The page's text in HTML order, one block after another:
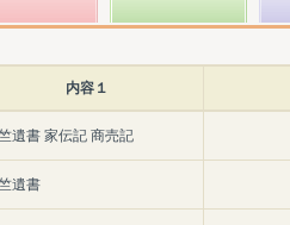
内容１
遺書 家伝記 商売記
遺書